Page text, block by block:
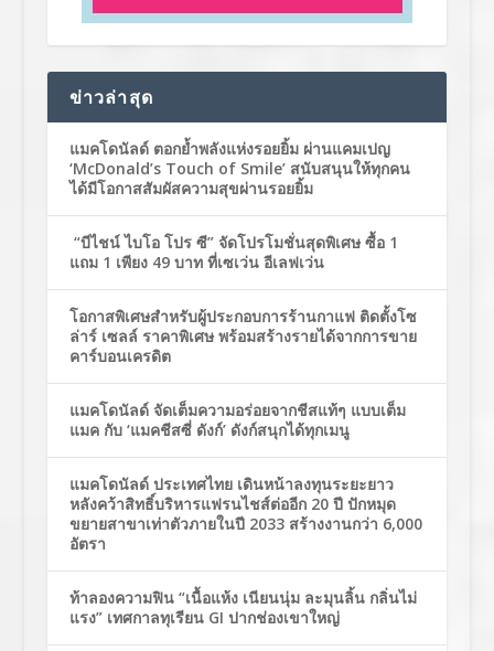
ข่าวล่าสุด
แมคโดนัลด์ ตอกย้ำพลังแห่งรอยยิ้ม ผ่านแคมเปญ
‘McDonald’s Touch of Smile’ สนับสนุนให้ทุกคน
ได้มีโอกาสสัมผัสความสุขผ่านรอยยิ้ม
“บีไชน์ ไบโอ โปร ซี” จัดโปรโมชั่นสุดพิเศษ ซื้อ 1
แถม 1 เพียง 49 บาท ที่เซเว่น อีเลฟเว่น
โอกาสพิเศษสำหรับผู้ประกอบการร้านกาแฟ ติดตั้งโซ
ล่าร์ เซลล์ ราคาพิเศษ พร้อมสร้างรายได้จากการขาย
คาร์บอนเครดิต
แมคโดนัลด์ จัดเต็มความอร่อยจากชีสแท้ๆ แบบเต็ม
แมค กับ ‘แมคชีสซี่ ดังก์’ ดังก์สนุกได้ทุกเมนู
แมคโดนัลด์ ประเทศไทย เดินหน้าลงทุนระยะยาว
หลังคว้าสิทธิ์บริหารแฟรนไชส์ต่ออีก 20 ปี ปักหมุด
ขยายสาขาเท่าตัวภายในปี 2033 สร้างงานกว่า 6,000
อัตรา
ท้าลองความฟิน “เนื้อแห้ง เนียนนุ่ม ละมุนลิ้น กลิ่นไม่
แรง” เทศกาลทุเรียน GI ปากช่องเขาใหญ่